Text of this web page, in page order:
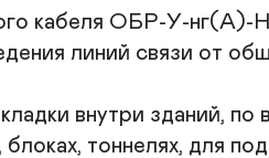
кабеля ОБР-У-нг(A)-
линий связи от
внутри зданий,
блоках, тоннелях, для